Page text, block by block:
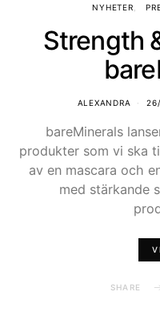
NYHETER
Strength
ALEXANDRA
bareMinerals
produkter som vi ska
av en mascara och
med stärkande
SHARE